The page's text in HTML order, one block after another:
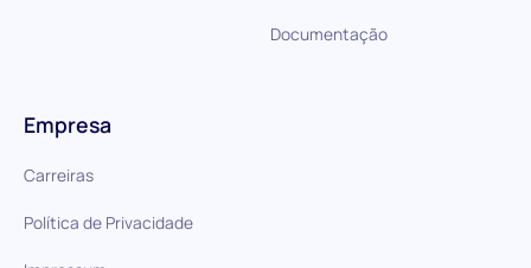
Documentação
Empresa
Carreiras
Política de Privacidade